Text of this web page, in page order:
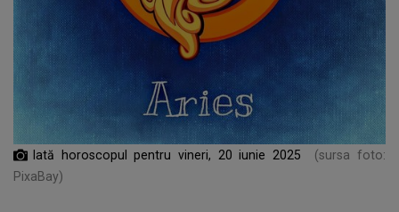
Iată horoscopul pentru vineri, 20 iunie 2025
(sursa foto:
PixaBay)